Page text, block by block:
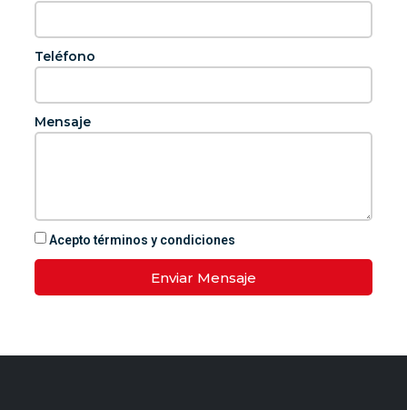
Teléfono
Mensaje
Acepto términos y condiciones
Enviar Mensaje